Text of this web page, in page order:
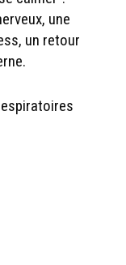
une
un retour